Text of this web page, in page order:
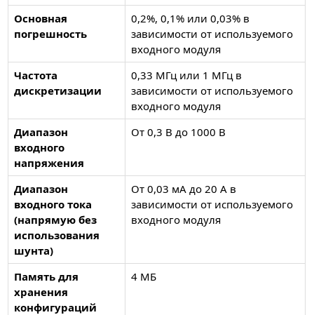
Основная
погрешность
0,2%, 0,1% или 0,03% в
зависимости от используемого
входного модуля
Частота
дискретизации
0,33 МГц или 1 МГц в
зависимости от используемого
входного модуля
Диапазон
входного
напряжения
От 0,3 В до 1000 В
Диапазон
входного тока
(напрямую без
использования
шунта)
От 0,03 мА до 20 А в
зависимости от используемого
входного модуля
Память для
хранения
конфигураций
4 МБ